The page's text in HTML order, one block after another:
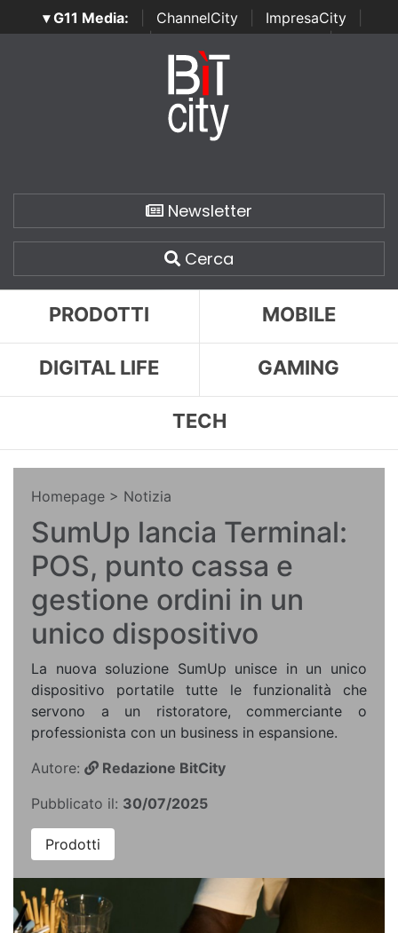
▾ G11 Media: ChannelCity ImpresaCity
SecurityOpenLab | Italian Channel Awards | Italian
Italian Security Awards
Newsletter
Cerca
PRODOTTI MOBILE
DIGITAL LIFE GAMING
TECH
Homepage > Notizia
SumUp lancia Terminal:
POS, punto cassa e
gestione ordini in un
unico dispositivo
La nuova soluzione SumUp unisce in un unico
dispositivo portatile tutte le funzionalità che
servono a un ristoratore, commerciante o
professionista con un business in espansione.
Autore:
Redazione BitCity
Pubblicato il: 30/07/2025
Prodotti